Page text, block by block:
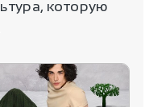
которую